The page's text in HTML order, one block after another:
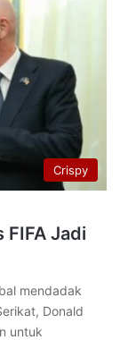
Crispy
FIFA Jadi
mendadak
Donald
untuk